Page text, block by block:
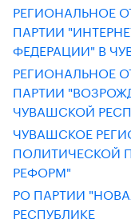
РЕГИОНАЛЬНОЕ
ПАРТИИ
ФЕДЕРАЦИИ" В
РЕГИОНАЛЬНОЕ
ПАРТИИ
ЧУВАШСКОЙ
ЧУВАШСКОЕ
ПОЛИТИЧЕСКОЙ
РЕФОРМ"
РО ПАРТИИ
РЕСПУБЛИКЕ